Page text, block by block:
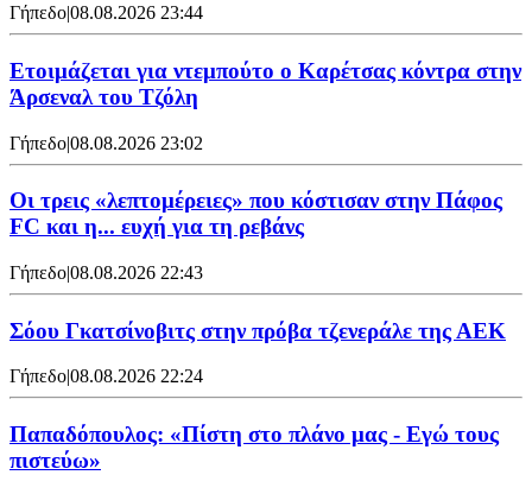
Γήπεδο|08.08.2026 23:44
Ετοιμάζεται για ντεμπούτο ο Καρέτσας κόντρα στην
Άρσεναλ του Τζόλη
Γήπεδο|08.08.2026 23:02
Οι τρεις «λεπτομέρειες» που κόστισαν στην Πάφος
FC και η... ευχή για τη ρεβάνς
Γήπεδο|08.08.2026 22:43
Σόου Γκατσίνοβιτς στην πρόβα τζενεράλε της ΑΕΚ
Γήπεδο|08.08.2026 22:24
Παπαδόπουλος: «Πίστη στο πλάνο μας - Εγώ τους
πιστεύω»